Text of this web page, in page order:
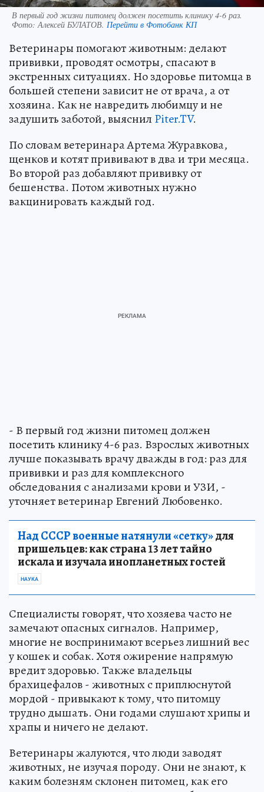
В первый год жизни питомец должен посетить клинику 4-6 раз.
Фото: Алексей БУЛАТОВ. Перейти в Фотобанк КП
Ветеринары помогают животным: делают
прививки, проводят осмотры, спасают в
экстренных ситуациях. Но здоровье питомца в
большей степени зависит не от врача, а от
хозяина. Как не навредить любимцу и не
задушить заботой, выяснил Piter.TV.
По словам ветеринара Артема Журавкова,
щенков и котят прививают в два и три месяца.
Во второй раз добавляют прививку от
бешенства. Потом животных нужно
вакцинировать каждый год.
- В первый год жизни питомец должен
посетить клинику 4-6 раз. Взрослых животных
лучше показывать врачу дважды в год: раз для
прививки и раз для комплексного
обследования с анализами крови и УЗИ, -
уточняет ветеринар Евгений Любовенко.
Над СССР военные натянули «сетку»для
пришельцев: как страна 13 лет тайно
искала и изучала инопланетных гостей
НАУКА
Специалисты говорят, что хозяева часто не
замечают опасных сигналов. Например,
многие не воспринимают всерьез лишний вес
у кошек и собак. Хотя ожирение напрямую
вредит здоровью. Также владельцы
брахицефалов - животных с приплюснутой
мордой - привыкают к тому, что питомцу
трудно дышать. Они годами слушают хрипы и
храпы и ничего не делают.
Ветеринары жалуются, что люди заводят
животных, не изучая породу. Они не знают, к
каким болезням склонен питомец, как его